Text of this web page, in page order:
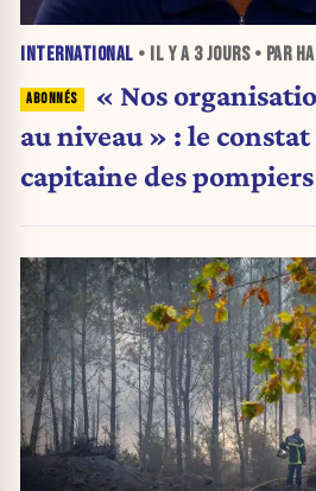
INTERNATIONAL • IL Y A 3 JOURS• PAR
« Nos
au niveau » : le
capitaine des pompiers